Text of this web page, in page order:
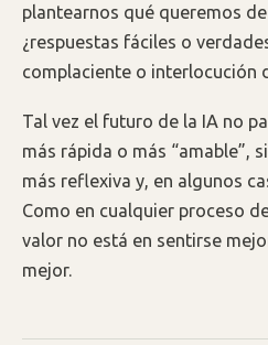
plantearnos qué queremos
¿respuestas fáciles o
complaciente o interlocución
Tal vez el futuro de la IA no
más rápida o más “amable”,
más reflexiva y, en algunos
Como en cualquier proceso
valor no está en sentirse
mejor.